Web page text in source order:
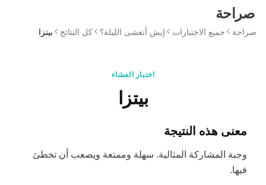
صراحة
صراحة جميع الاختبارات إيش أتعشى الليلة؟ كل النتائج بيتزا
اختبار العشاء
بيتزا
معنى هذه النتيجة
وجبة المشاركة المثالية. سهلة وممتعة ويصعب أن تخطئ
فيها.